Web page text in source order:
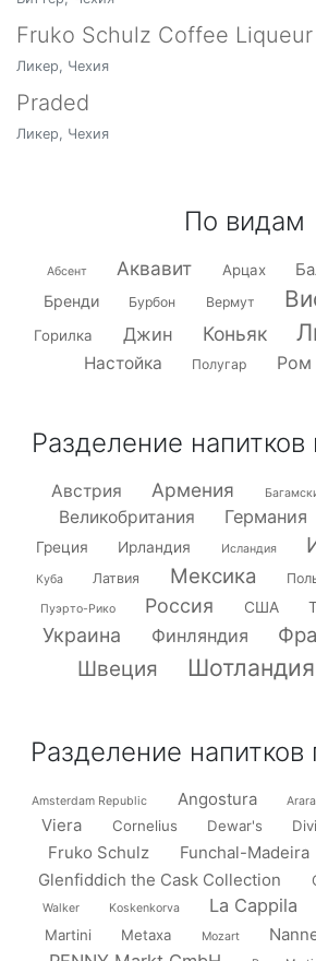
Fruko Schulz Coffee Liqueur
Ликер, Чехия
Praded
Ликер, Чехия
По видам
Абсент Аквавит Арцах
Бренди Бурбон Вермут
Горилка Джин Коньяк
Настойка Полугар Ром
Разделение
Австрия Армения
Великобритания Германия
Греция Ирландия Исландия
Куба Латвия Мексика
Пуэрто-Рико Россия США
Украина Финляндия
Швеция Шотландия
Разделение
Amsterdam Republic Angostura
Viera
Cornelius Dewar's
Fruko Schulz
Funchal-Madeira
Glenfiddich the Cask Collection
Walker
Koskenkorva La Cappila
Martini Metaxa Mozart